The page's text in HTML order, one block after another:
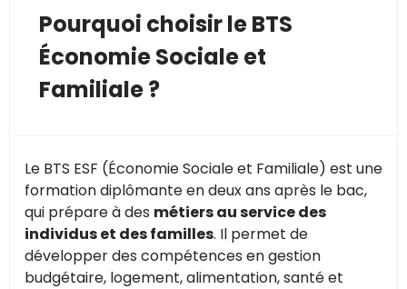
Pourquoi choisir le BTS
Économie Sociale et
Familiale ?
Le BTS ESF (Économie Sociale et Familiale) est une
formation diplômante en deux ans après le bac,
qui prépare à des métiers au service des
individus et des familles. Il permet de
développer des compétences en gestion
budgétaire, logement, alimentation, santé et